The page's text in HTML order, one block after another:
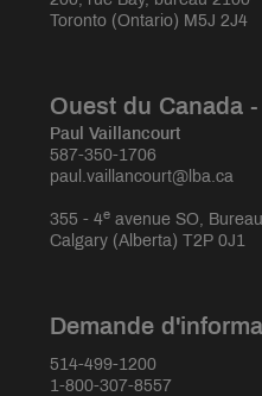
Toronto (Ontario) M5J 2J4
Ouest du Canada
Paul Vaillancourt
587-350-1706
paul.vaillancourt@lba.ca
355 - 4e avenue SO,
Calgary (Alberta) T2P 0J1
Demande
514-499-1200
1-800-307-8557